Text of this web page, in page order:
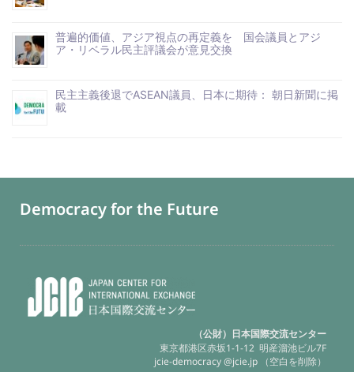
普遍的価値、アジア視点の再定義を 国会議員とアジ
ア・リベラル民主評議会が意見交換
民主主義後退でASEAN議員、日本に期待： 朝日新聞に掲
載
Democracy for the Future
（公財）日本国際交流センター
東京都港区赤坂1-1-12 明産溜池ビル7F
jcie-democracy @jcie.jp （空白を削除）